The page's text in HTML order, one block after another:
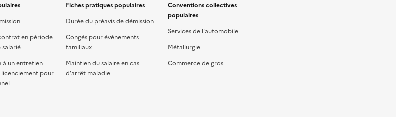
en période
salarié
à un entretien
licenciement pour
Fiches pratiques populaires
Durée du préavis de démission
Congés pour événements
familiaux
Maintien du salaire en cas
d'arrêt maladie
Conventions collectives
populaires
Services de l'automobile
Métallurgie
Commerce de gros